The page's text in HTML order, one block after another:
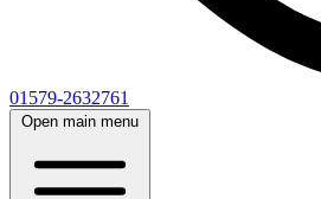
01579-2632761
Open main menu